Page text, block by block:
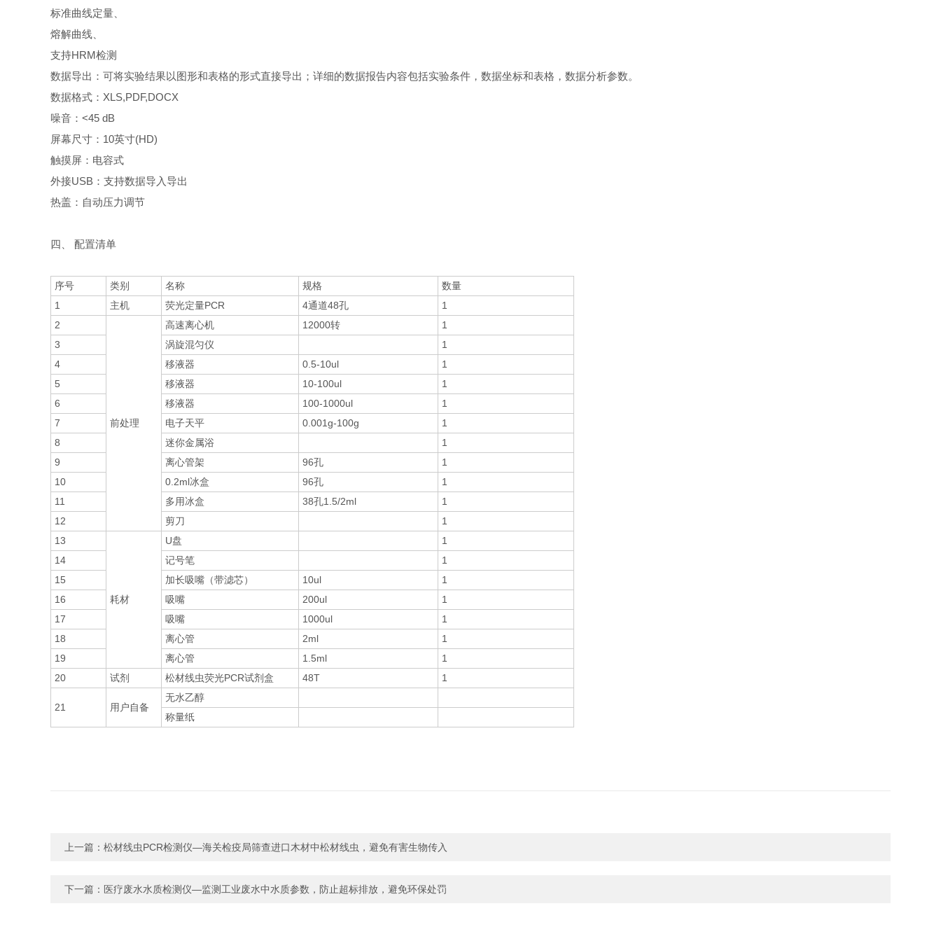
标准曲线定量、
熔解曲线、
支持HRM检测
数据导出：可将实验结果以图形和表格的形式直接导出；详细的数据报告内容包括实验条件，数据坐标和表格，数据分析参数。
数据格式：XLS,PDF,DOCX
噪音：<45 dB
屏幕尺寸：10英寸(HD)
触摸屏：电容式
外接USB：支持数据导入导出
热盖：自动压力调节
四、 配置清单
序号 类别 名称 规格
数量
1
主机 荧光定量PCR 4通道48孔
1
2
前处理
高速离心机 12000转
1
3
涡旋混匀仪
1
4
移液器 0.5-10ul
1
5
移液器 10-100ul
1
6
移液器 100-1000ul
1
7
电子天平 0.001g-100g
1
8
迷你金属浴
1
9
离心管架 96孔
1
10
0.2ml冰盒 96孔
1
11
多用冰盒 38孔1.5/2ml
1
12
剪刀
1
13
耗材
U盘
1
14
记号笔
1
15
加长吸嘴（带滤芯） 10ul
1
16
吸嘴 200ul
1
17
吸嘴 1000ul
1
18
离心管 2ml
1
19
离心管 1.5ml
1
20
试剂 松材线虫荧光PCR试剂盒 48T 1
21 用户自备
无水乙醇
称量纸
上一篇： 松材线虫PCR检测仪—海关检疫局筛查进口木材中松材线虫，避免有害生物传入
下一篇： 医疗废水水质检测仪—监测工业废水中水质参数，防止超标排放，避免环保处罚